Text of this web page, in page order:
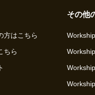
方はこちら
ちら
その他
Workship